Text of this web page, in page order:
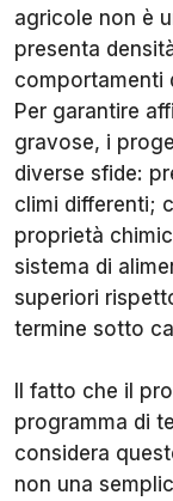
agricole non è
presenta
comportamenti
Per garantire
gravose, i
diverse sfide:
climi differenti;
proprietà
sistema di
superiori
termine sotto
Il fatto che il
programma di
considera
non una